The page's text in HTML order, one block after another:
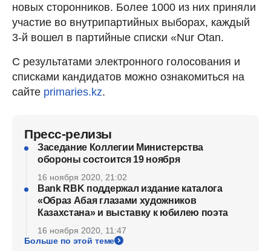
новых сторонников. Более 1000 из них приняли
участие во внутрипартийных выборах, каждый
3-й вошел в партийные списки «Nur Otan.
С результатами электронного голосования и
списками кандидатов можно ознакомиться на
сайте primaries.kz.
Пресс-релизы
Заседание Коллегии Министерства
обороны состоится 19 ноября
16 ноября 2020, 21:02
Bank RBK поддержал издание каталога
«Образ Абая глазами художников
Казахстана» и выставку к юбилею поэта
16 ноября 2020, 11:47
Больше по этой теме